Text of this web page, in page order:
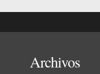
Archivos